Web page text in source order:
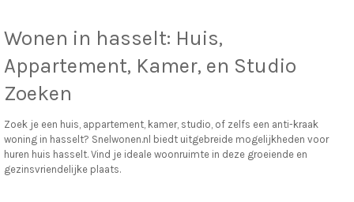
Wonen in hasselt: Huis,
Appartement, Kamer, en Studio
Zoeken
Zoek je een huis, appartement, kamer, studio, of zelfs een anti-kraak
woning in hasselt? Snelwonen.nl biedt uitgebreide mogelijkheden voor
huren huis hasselt. Vind je ideale woonruimte in deze groeiende en
gezinsvriendelijke plaats.